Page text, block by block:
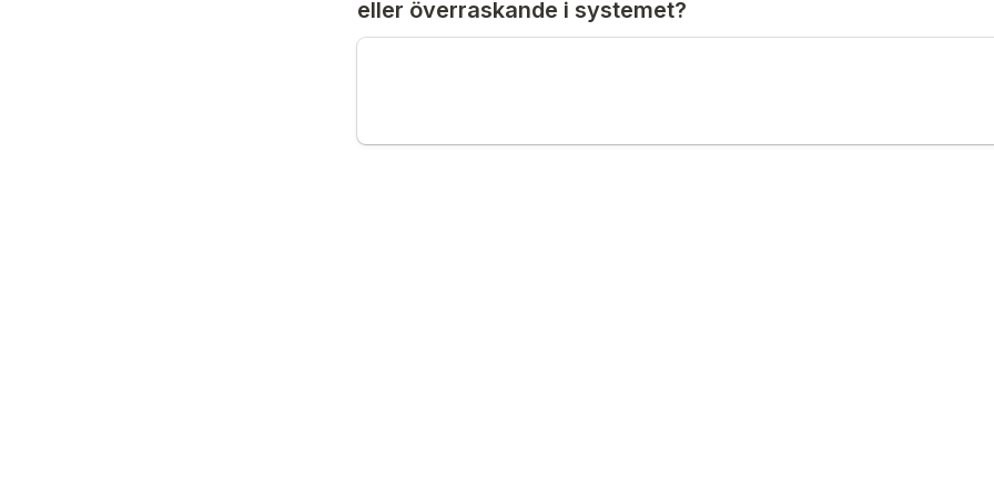
eller överraskande i systemet?